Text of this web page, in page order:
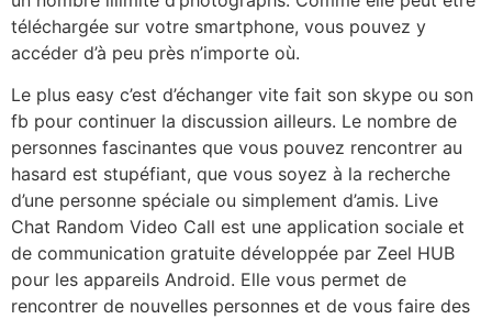
téléchargée sur votre smartphone, vous pouvez y
accéder d’à peu près n’importe où.
Le plus easy c’est d’échanger vite fait son skype ou son
fb pour continuer la discussion ailleurs. Le nombre de
personnes fascinantes que vous pouvez rencontrer au
hasard est stupéfiant, que vous soyez à la recherche
d’une personne spéciale ou simplement d’amis. Live
Chat Random Video Call est une application sociale et
de communication gratuite développée par Zeel HUB
pour les appareils Android. Elle vous permet de
rencontrer de nouvelles personnes et de vous faire des